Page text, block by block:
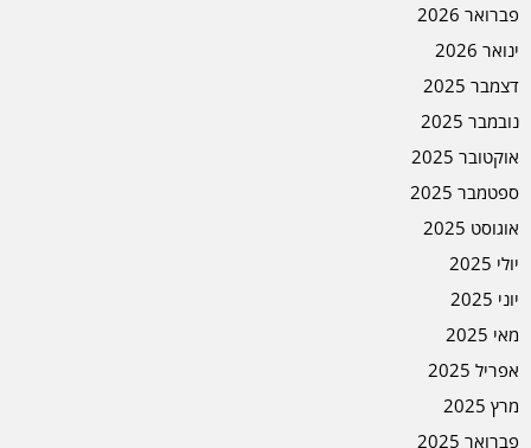
פברואר 2026
ינואר 2026
דצמבר 2025
נובמבר 2025
אוקטובר 2025
ספטמבר 2025
אוגוסט 2025
יולי 2025
יוני 2025
מאי 2025
אפריל 2025
מרץ 2025
פברואר 2025